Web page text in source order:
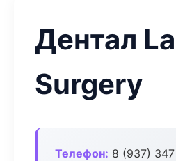
Дентал
Surgery
Телефон: 8 (937)